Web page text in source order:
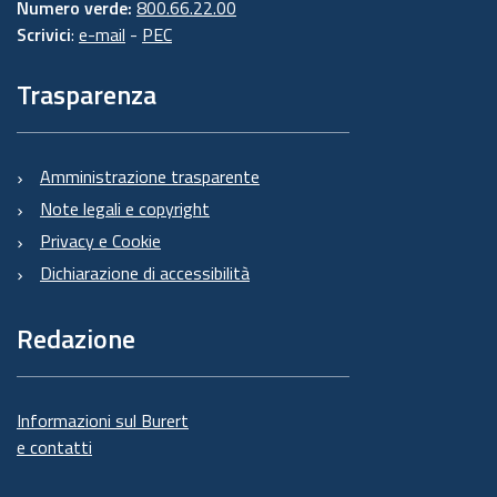
Numero verde: 800.66.22.00
Scrivici: e-mail - PEC
Trasparenza
Amministrazione trasparente
Note legali e copyright
Privacy e Cookie
Dichiarazione di accessibilità
Redazione
Informazioni sul Burert
e contatti